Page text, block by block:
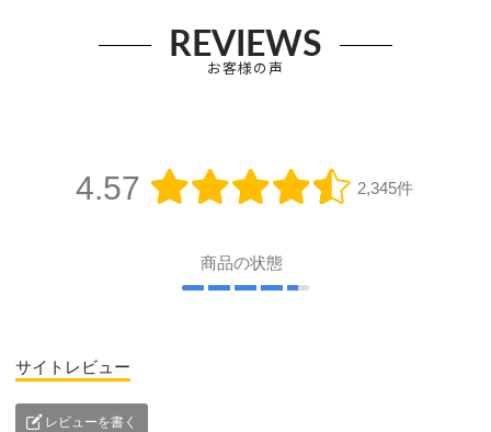
REVIEWS
お客様の声
4.57 2,345件
商品の状態
サイトレビュー
レビューを書く